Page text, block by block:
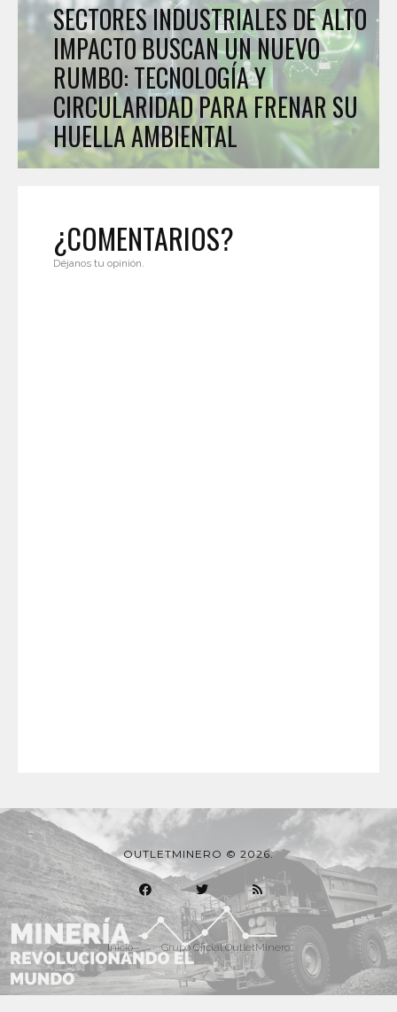
SECTORES INDUSTRIALES DE ALTO
IMPACTO BUSCAN UN NUEVO
RUMBO: TECNOLOGÍA Y
CIRCULARIDAD PARA FRENAR SU
HUELLA AMBIENTAL
¿COMENTARIOS?
Déjanos tu opinión.
OUTLETMINERO © 2026.
Inicio Grupo Oficial OutletMinero